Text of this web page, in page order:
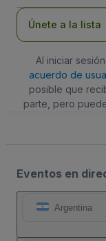
Únete a la lista
Al iniciar
acuerdo de
posible que
parte, pero
Eventos en
Argentina